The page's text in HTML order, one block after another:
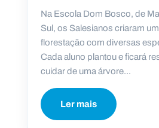
Na Escola Dom Bosco, de
Sul, os Salesianos criaram
florestação com diversas
Cada aluno plantou e ficará
cuidar de uma árvore...
Ler mais